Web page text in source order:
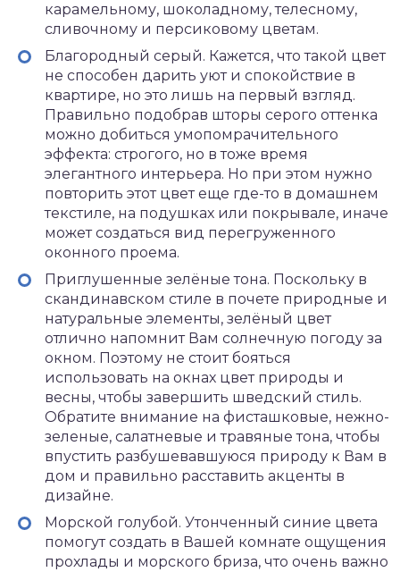
карамельному, шоколадному, телесному,
сливочному и персиковому цветам.
Благородный серый. Кажется, что такой цвет
не способен дарить уют и спокойствие в
квартире, но это лишь на первый взгляд.
Правильно подобрав шторы серого оттенка
можно добиться умопомрачительного
эффекта: строгого, но в тоже время
элегантного интерьера. Но при этом нужно
повторить этот цвет еще где-то в домашнем
текстиле, на подушках или покрывале, иначе
может создаться вид перегруженного
оконного проема.
Приглушенные зелёные тона. Поскольку в
скандинавском стиле в почете природные и
натуральные элементы, зелёный цвет
отлично напомнит Вам солнечную погоду за
окном. Поэтому не стоит бояться
использовать на окнах цвет природы и
весны, чтобы завершить шведский стиль.
Обратите внимание на фисташковые, нежно-
зеленые, салатневые и травяные тона, чтобы
впустить разбушевавшуюся природу к Вам в
дом и правильно расставить акценты в
дизайне.
Морской голубой. Утонченный синие цвета
помогут создать в Вашей комнате ощущения
прохлады и морского бриза, что очень важно